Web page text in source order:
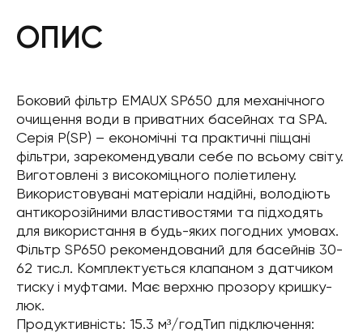
ОПИС
Боковий фільтр EMAUX SP650 для механічного
очищення води в приватних басейнах та SPA.
Серія P(SP) – економічні та практичні піщані
фільтри, зарекомендували себе по всьому світу.
Виготовлені з високоміцного поліетилену.
Використовувані матеріали надійні, володіють
антикорозійними властивостями та підходять
для використання в будь-яких погодних умовах.
Фільтр SP650 рекомендований для басейнів 30-
62 тис.л. Комплектується клапаном з датчиком
тиску і муфтами. Має верхню прозору кришку-
люк.
Продуктивність: 15.3 м³/годТип підключення: